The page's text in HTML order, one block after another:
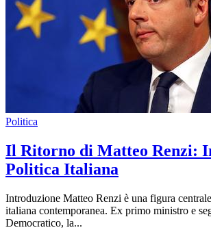
Politica
Il Ritorno di Matteo Renzi:
Politica Italiana
Introduzione Matteo Renzi è una figura
italiana contemporanea. Ex primo ministro e
Democratico, la...